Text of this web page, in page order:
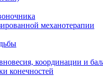
механотерапии
координации и
конечностей